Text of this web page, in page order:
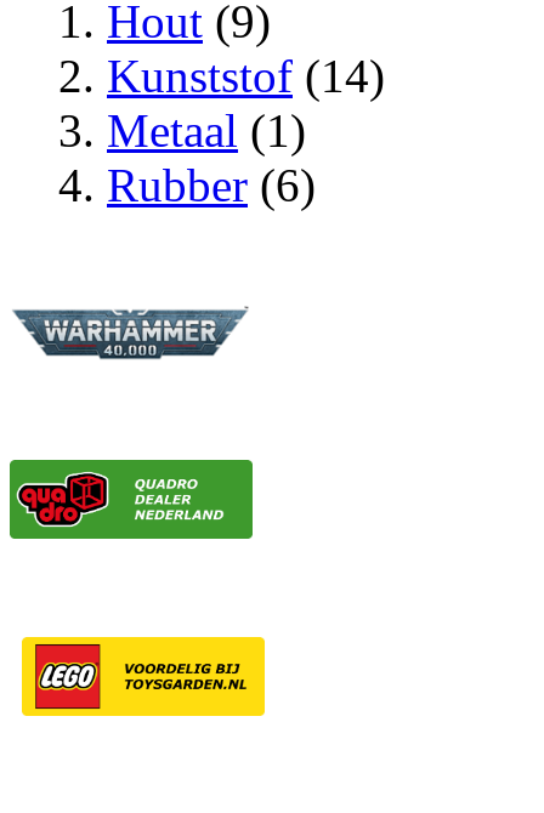
Hout (9)
Kunststof (14)
Metaal (1)
Rubber (6)